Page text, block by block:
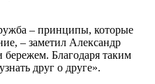
– принципы, которые
– заметил Александр
Благодаря таким
друг о друге».